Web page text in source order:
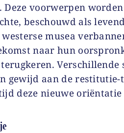
Deze voorwerpen
beschouwd als
musea
naar hun
Verschillende
gewijd aan de
deze nieuwe